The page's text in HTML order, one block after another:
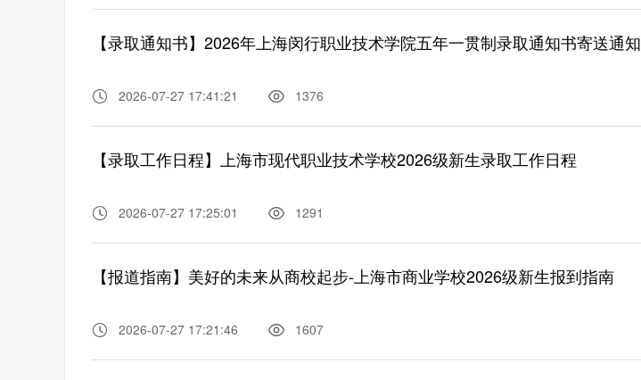
【录取通知书】2026年上海闵行职业技术学院五年一贯制录取通知书寄送通知
2026-07-27 17:41:21 1376
【录取工作日程】上海市现代职业技术学校2026级新生录取工作日程
2026-07-27 17:25:01 1291
【报道指南】美好的未来从商校起步-上海市商业学校2026级新生报到指南
2026-07-27 17:21:46 1607